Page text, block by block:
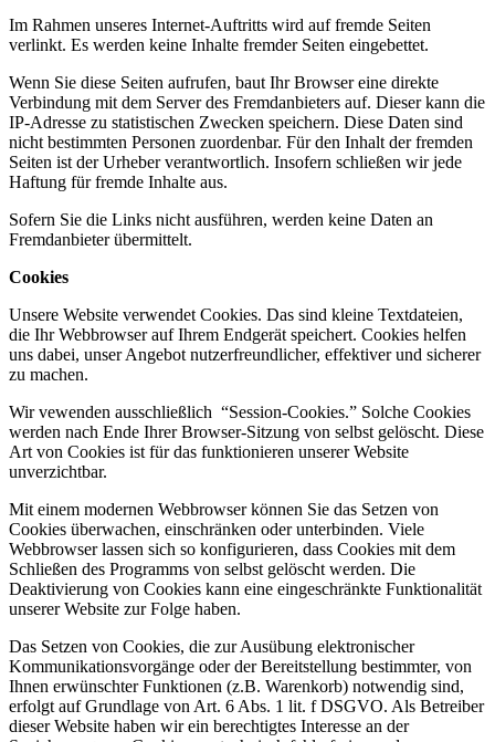
Im Rahmen unseres Internet-Auftritts wird auf fremde Seiten
verlinkt. Es werden keine Inhalte fremder Seiten eingebettet.
Wenn Sie diese Seiten aufrufen, baut Ihr Browser eine direkte
Verbindung mit dem Server des Fremdanbieters auf. Dieser kann die
IP-Adresse zu statistischen Zwecken speichern. Diese Daten sind
nicht bestimmten Personen zuordenbar. Für den Inhalt der fremden
Seiten ist der Urheber verantwortlich. Insofern schließen wir jede
Haftung für fremde Inhalte aus.
Sofern Sie die Links nicht ausführen, werden keine Daten an
Fremdanbieter übermittelt.
Cookies
Unsere Website verwendet Cookies. Das sind kleine Textdateien,
die Ihr Webbrowser auf Ihrem Endgerät speichert. Cookies helfen
uns dabei, unser Angebot nutzerfreundlicher, effektiver und sicherer
zu machen.
Wir vewenden ausschließlich “Session-Cookies.” Solche Cookies
werden nach Ende Ihrer Browser-Sitzung von selbst gelöscht. Diese
Art von Cookies ist für das funktionieren unserer Website
unverzichtbar.
Mit einem modernen Webbrowser können Sie das Setzen von
Cookies überwachen, einschränken oder unterbinden. Viele
Webbrowser lassen sich so konfigurieren, dass Cookies mit dem
Schließen des Programms von selbst gelöscht werden. Die
Deaktivierung von Cookies kann eine eingeschränkte Funktionalität
unserer Website zur Folge haben.
Das Setzen von Cookies, die zur Ausübung elektronischer
Kommunikationsvorgänge oder der Bereitstellung bestimmter, von
Ihnen erwünschter Funktionen (z.B. Warenkorb) notwendig sind,
erfolgt auf Grundlage von Art. 6 Abs. 1 lit. f DSGVO. Als Betreiber
dieser Website haben wir ein berechtigtes Interesse an der